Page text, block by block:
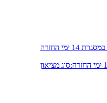
ימי החזרה
:סוג מציאון